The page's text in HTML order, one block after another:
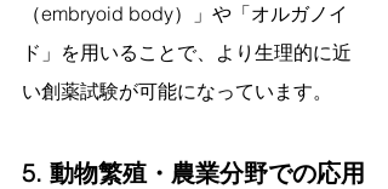
（embryoid body）」や「オルガノイ
ド」を用いることで、より生理的に近
い創薬試験が可能になっています。
5. 動物繁殖・農業分野での応用